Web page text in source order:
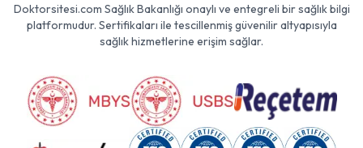
Doktorsitesi.com Sağlık Bakanlığı onaylı ve entegreli bir sağlık bilgi
platformudur. Sertifikaları ile tescillenmiş güvenilir altyapısıyla
sağlık hizmetlerine erişim sağlar.